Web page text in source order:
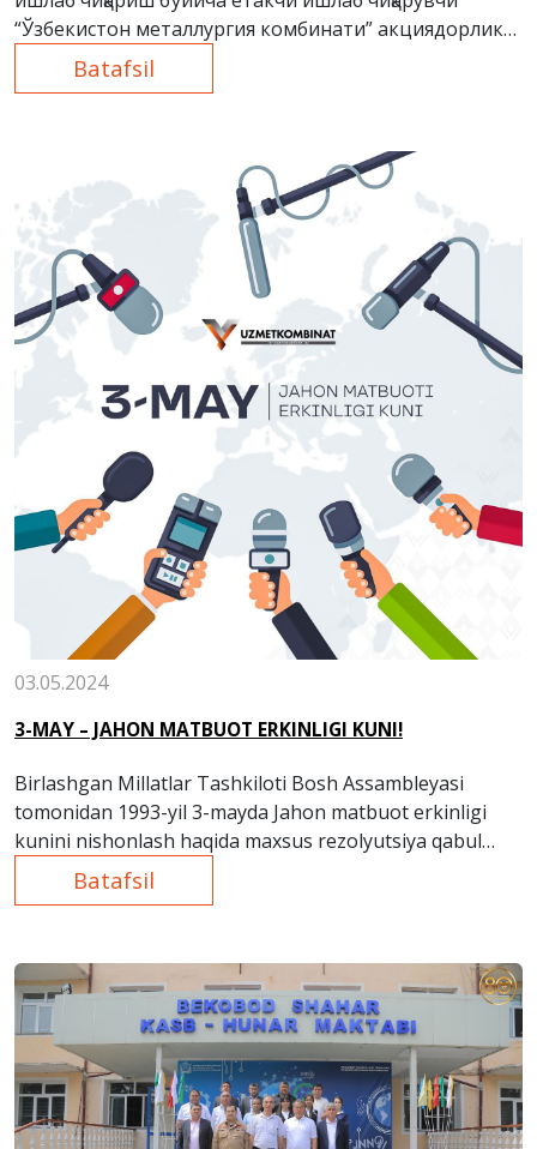
“Ўзбекистон металлургия комбинати” акциядорлик
жамияти (кейинги ўринларда “Ўзметкомбинат” АЖ,
“Компания” деб юритилади)
тадбирлар ва учрашувларда муваффақиятли иштирок
этганлигини эълон қилади.
Batafsil
03.05.2024
3-MAY – JAHON MATBUOT ERKINLIGI KUNI!
Birlashgan Millatlar Tashkiloti Bosh Assambleyasi
tomonidan 1993-yil 3-mayda Jahon matbuot erkinligi
kunini nishonlash haqida maxsus rezolyutsiya qabul
qilingan.Batafsil